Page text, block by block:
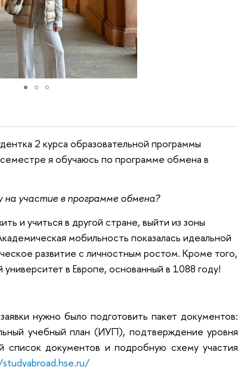
2 курса образовательной программы
я обучаюсь по программе обмена в
участие в программе обмена?
и учиться в другой стране, выйти из зоны
мобильность показалась идеальной
развитие с личностным ростом. Кроме того,
в Европе, основанный в 1088 году!
нужно было подготовить пакет документов:
учебный план (ИУП), подтверждение уровня
список документов и подробную схему участия